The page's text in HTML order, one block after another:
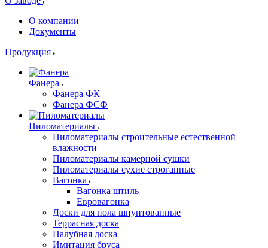
О компании
Документы
Продукция
Фанера
Фанера ФК
Фанера ФСФ
Пиломатериалы
Пиломатериалы строительные естественной
влажности
Пиломатериалы камерной сушки
Пиломатериалы сухие строганные
Вагонка
Вагонка штиль
Евровагонка
Доски для пола шпунтованные
Террасная доска
Палубная доска
Имитация бруса